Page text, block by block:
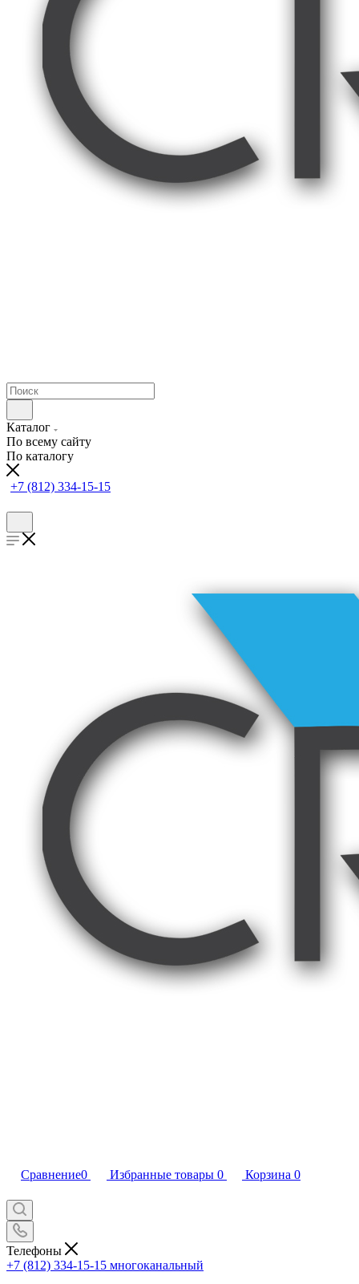
Каталог
По всему сайту
По каталогу
+7 (812) 334-15-15
Сравнение0 Избранные товары 0 Корзина 0
Телефоны
+7 (812) 334-15-15 многоканальный